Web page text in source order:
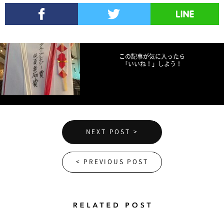
この記事が気に入ったら
「いいね！」しよう！
NEXT POST >
< PREVIOUS POST